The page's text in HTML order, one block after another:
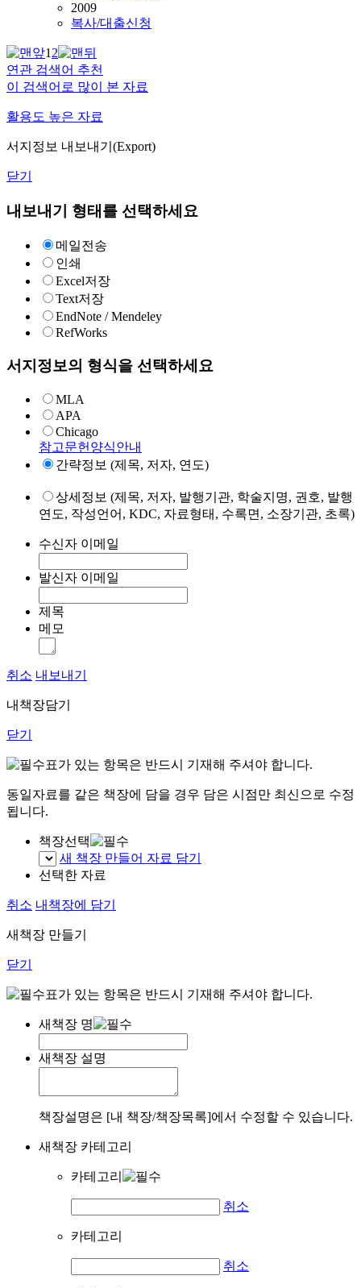
2009
복사/대출신청
12
연관 검색어 추천
이 검색어로 많이 본 자료
활용도 높은 자료
서지정보 내보내기(Export)
닫기
내보내기 형태를 선택하세요
메일전송
인쇄
Excel저장
Text저장
EndNote / Mendeley
RefWorks
서지정보의 형식을 선택하세요
MLA
APA
Chicago
참고문헌양식안내
간략정보 (제목, 저자, 연도)
상세정보 (제목, 저자, 발행기관, 학술지명, 권호, 발행
연도, 작성언어, KDC, 자료형태, 수록면, 소장기관, 초록)
수신자 이메일
발신자 이메일
제목
메모
취소 내보내기
내책장담기
닫기
표가 있는 항목은 반드시 기재해 주셔야 합니다.
동일자료를 같은 책장에 담을 경우 담은 시점만 최신으로 수정
됩니다.
책장선택
새 책장 만들어 자료 담기
선택한 자료
취소 내책장에 담기
새책장 만들기
닫기
표가 있는 항목은 반드시 기재해 주셔야 합니다.
새책장 명
새책장 설명
책장설명은 [내 책장/책장목록]에서 수정할 수 있습니다.
새책장 카테고리
카테고리
취소
카테고리
취소